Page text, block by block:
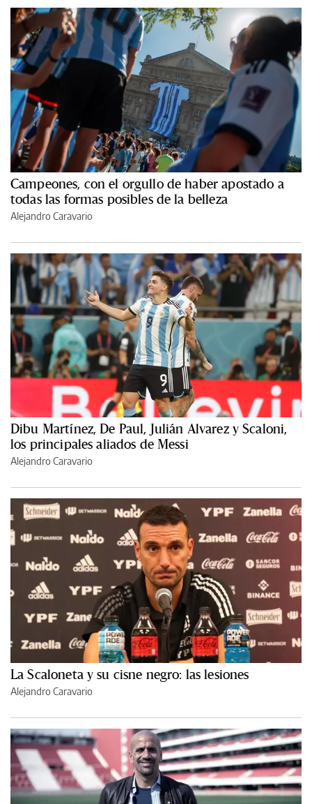
Campeones, con el orgullo de haber apostado a
todas las formas posibles de la belleza
Alejandro Caravario
Dibu Martínez, De Paul, Julián Alvarez y Scaloni,
los principales aliados de Messi
Alejandro Caravario
La Scaloneta y su cisne negro: las lesiones
Alejandro Caravario